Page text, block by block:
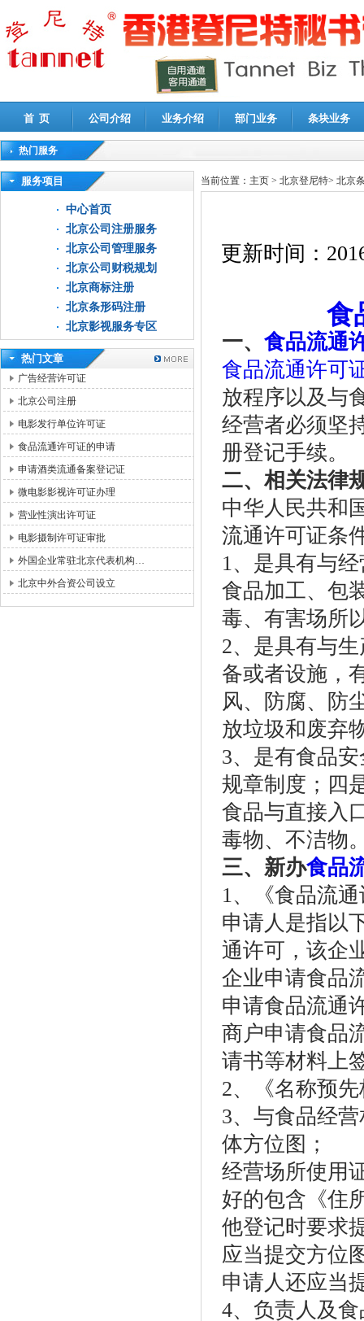
首 页 公司介绍 业务介绍 部门业务 条块业务
热门服务
高新技术企业认定审计|企业所得税汇算清缴申报鉴证
服务项目
中心首页
北京公司注册服务
北京公司管理服务
北京公司财税规划
北京商标注册
北京条形码注册
北京影视服务专区
热门文章
广告经营许可证
北京公司注册
电影发行单位许可证
食品流通许可证的申请
申请酒类流通备案登记证
微电影影视许可证办理
营业性演出许可证
电影摄制许可证审批
外国企业常驻北京代表机构…
北京中外合资公司设立
当前位置： 主页 > 北京登尼特> 北京
更新时间：
食
一、 食品流通
食品流通许可
放程序以及与
经营者必须坚
册登记手续。
二、相关法律
中华人民共和
流通许可证条
1、是具有与
食品加工、包
毒、有害场所
2、是具有与
备或者设施，
风、防腐、防
放垃圾和废弃
3、是有食品
规章制度；四
食品与直接入
毒物、不洁物
三、新办食品
1、《食品流
申请人是指以
通许可，该企
企业申请食品
申请食品流通
商户申请食品
请书等材料上
2、《名称预
3、与食品经
体方位图；
经营场所使用
好的包含《住
他登记时要求
应当提交方位
申请人还应当
4、负责人及